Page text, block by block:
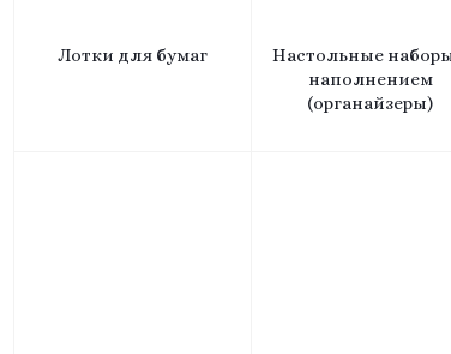
Лотки для бумаг
Настольные
наполнением
(органайзеры)